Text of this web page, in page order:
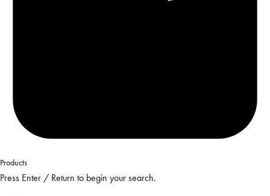
Products
Press Enter / Return to begin your search.